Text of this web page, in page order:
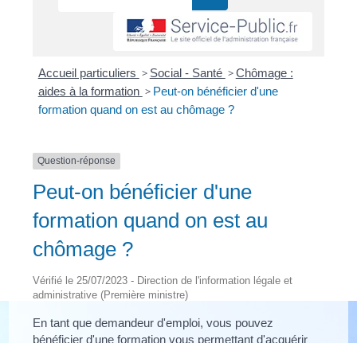
Accueil particuliers > Social - Santé >Chômage :
aides à la formation > Peut-on bénéficier d'une
formation quand on est au chômage ?
Question-réponse
Peut-on bénéficier d'une
formation quand on est au
chômage ?
Vérifié le 25/07/2023 - Direction de l'information légale et
administrative (Première ministre)
En tant que demandeur d'emploi, vous pouvez
bénéficier d'une formation vous permettant d'acquérir